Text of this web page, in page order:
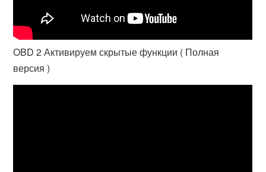
OBD 2 Активируем скрытые функции ( Полная
версия )